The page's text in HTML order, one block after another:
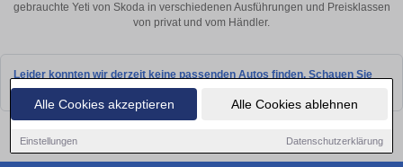
Alle Cookies akzeptieren Alle Cookies ablehnen
Einstellungen Datenschutzerklärung
gebrauchte Yeti von Skoda in verschiedenen Ausführungen und Preisklassen
von privat und vom Händler.
Leider konnten wir derzeit keine passenden Autos finden. Schauen Sie
bald wieder vorbei!